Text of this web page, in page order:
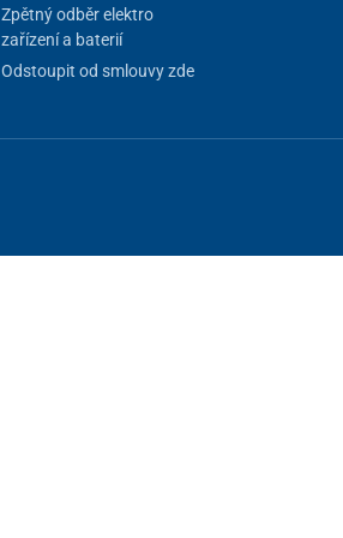
Zpětný odběr elektro
zařízení a baterií
Odstoupit od smlouvy zde